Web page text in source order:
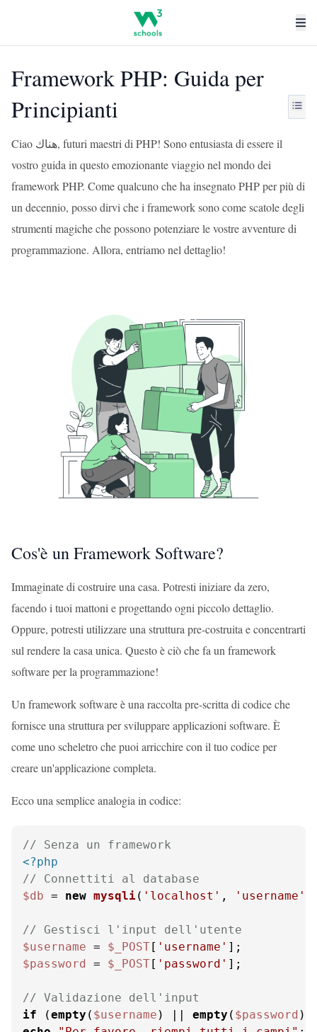
Framework PHP: Guida per
Principianti
Ciao هناك, futuri maestri di PHP! Sono entusiasta di essere il
vostro guida in questo emozionante viaggio nel mondo dei
framework PHP. Come qualcuno che ha insegnato PHP per più di
un decennio, posso dirvi che i framework sono come scatole degli
strumenti magiche che possono potenziare le vostre avventure di
programmazione. Allora, entriamo nel dettaglio!
Cos'è un Framework Software?
Immaginate di costruire una casa. Potresti iniziare da zero,
facendo i tuoi mattoni e progettando ogni piccolo dettaglio.
Oppure, potresti utilizzare una struttura pre-costruita e concentrarti
sul rendere la casa unica. Questo è ciò che fa un framework
software per la programmazione!
Un framework software è una raccolta pre-scritta di codice che
fornisce una struttura per sviluppare applicazioni software. È
come uno scheletro che puoi arricchire con il tuo codice per
creare un'applicazione completa.
Ecco una semplice analogia in codice:
// Senza un framework
<?php
// Connettiti al database
$db = new mysqli( 'localhost' , 'username'
// Gestisci l'input dell'utente
$username = $_POST[ 'username'
$password
= $_POST[ 'password' ];
// Validazione dell'input
if (empty ( $username ) || empty ( $password